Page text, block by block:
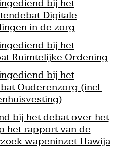
bij het
Digitale
in de zorg
bij het
Ruimtelijke Ordening
bij het
Ouderenzorg (incl.
bij het debat over het
het rapport van de
wapeninzet Hawija